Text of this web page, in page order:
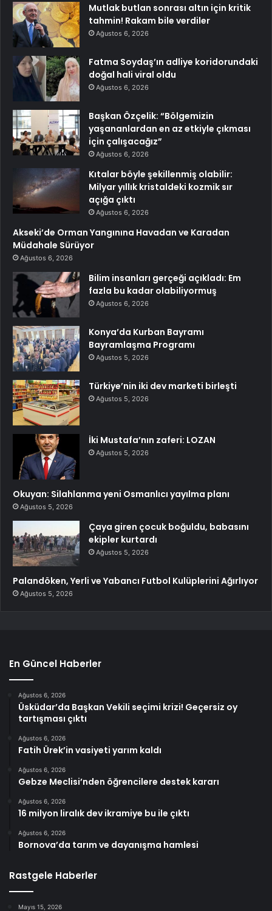
Mutlak butlan sonrası altın için kritik
tahmin! Rakam bile verdiler
Ağustos 6, 2026
Fatma Soydaş’ın adliye koridorundaki
doğal hali viral oldu
Ağustos 6, 2026
Başkan Özçelik: “Bölgemizin
yaşananlardan en az etkiyle çıkması
için çalışacağız”
Ağustos 6, 2026
Kıtalar böyle şekillenmiş olabilir:
Milyar yıllık kristaldeki kozmik sır
açığa çıktı
Ağustos 6, 2026
Akseki’de Orman Yangınına Havadan ve Karadan
Müdahale Sürüyor
Ağustos 6, 2026
Bilim insanları gerçeği açıkladı: Em
fazla bu kadar olabiliyormuş
Ağustos 6, 2026
Konya’da Kurban Bayramı
Bayramlaşma Programı
Ağustos 5, 2026
Türkiye’nin iki dev marketi birleşti
Ağustos 5, 2026
İki Mustafa’nın zaferi: LOZAN
Ağustos 5, 2026
Okuyan: Silahlanma yeni Osmanlıcı yayılma planı
Ağustos 5, 2026
Çaya giren çocuk boğuldu, babasını
ekipler kurtardı
Ağustos 5, 2026
Palandöken, Yerli ve Yabancı Futbol Kulüplerini Ağırlıyor
Ağustos 5, 2026
En Güncel Haberler
Ağustos 6, 2026
Üsküdar’da Başkan Vekili seçimi krizi! Geçersiz oy
tartışması çıktı
Ağustos 6, 2026
Fatih Ürek’in vasiyeti yarım kaldı
Ağustos 6, 2026
Gebze Meclisi’nden öğrencilere destek kararı
Ağustos 6, 2026
16 milyon liralık dev ikramiye bu ile çıktı
Ağustos 6, 2026
Bornova’da tarım ve dayanışma hamlesi
Rastgele Haberler
Mayıs 15, 2026